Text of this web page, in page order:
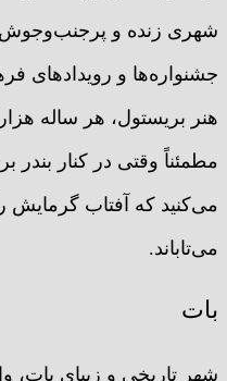
شهری زنده و پرجنب‌وجوش
جشنواره‌ها و رویدادهای
هنر بریستول، هر ساله
مطمئناً وقتی در کنار
می‌کنید که آفتاب گرمایش
می‌تاباند.
بات
شهر تاریخی و زیبای بات،